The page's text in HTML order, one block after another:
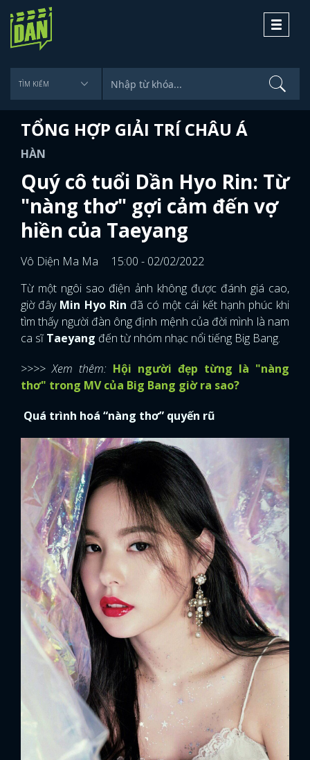
Toggle
TỔNG HỢP GIẢI TRÍ CHÂU Á
HÀN
Quý cô tuổi Dần Hyo Rin: Từ
"nàng thơ" gợi cảm đến vợ
hiền của Taeyang
Vô Diện Ma Ma
15:00 - 02/02/2022
Từ một ngôi sao điện ảnh không được đánh giá cao,
giờ đây Min Hyo Rin đã có một cái kết hạnh phúc khi
tìm thấy người đàn ông định mệnh của đời mình là nam
ca sĩTaeyang đến từ nhóm nhạc nổi tiếng Big Bang.
>>>> Xem thêm: Hội người đẹp từng là "nàng
thơ" trong MV của Big Bang giờ ra sao?
Quá trình hoá “nàng thơ” quyến rũ